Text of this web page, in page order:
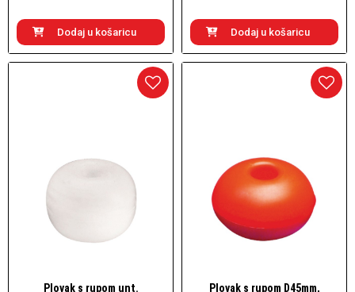
Dodaj u košaricu Dodaj u košaricu
Plovak s rupom unt.
Plovak s rupom D45mm,